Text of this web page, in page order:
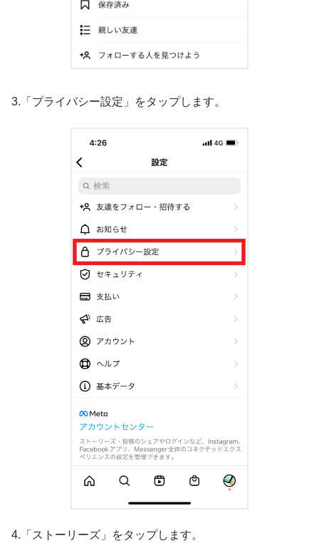
3.「プライバシー設定」をタップします。
4.「ストーリーズ」をタップします。